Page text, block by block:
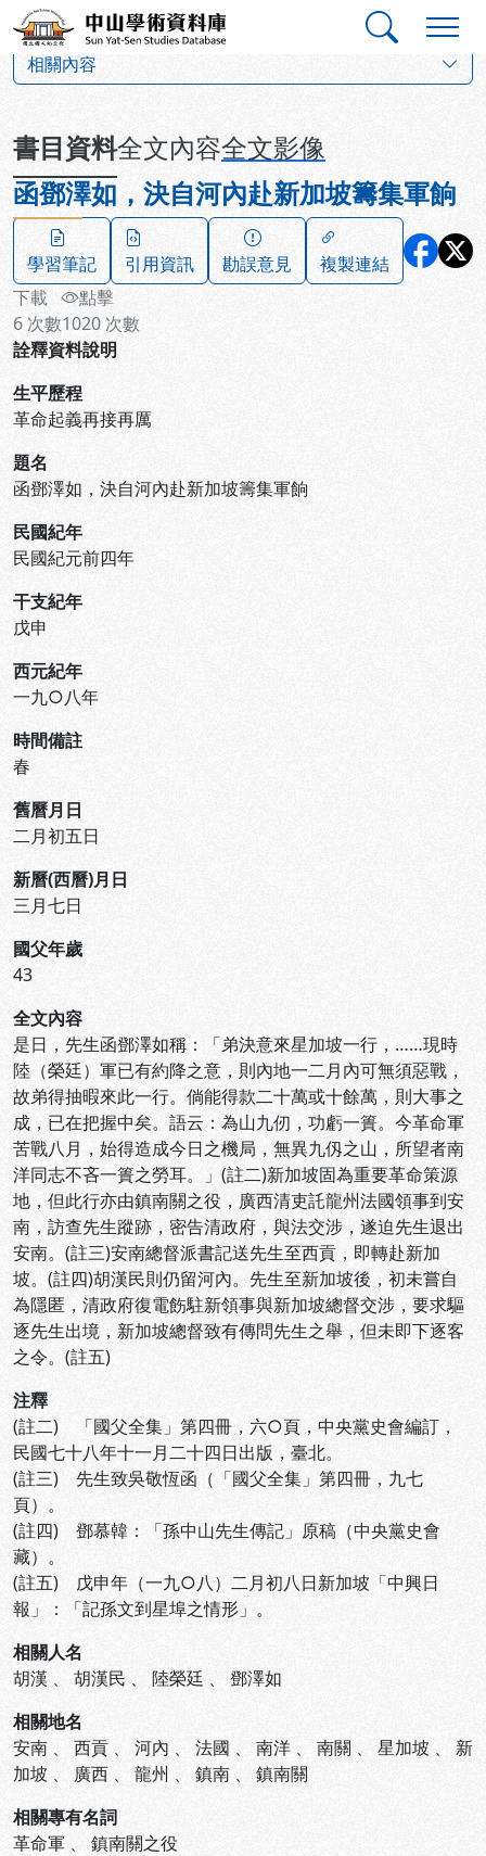
跳到主要內容
中山學術資料庫
相關內容
書目資料全文內容全文影像
函鄧澤如，決自河內赴新加坡籌集軍餉
學習筆記 引用資訊 勘誤意見
複製連結
下載
6 次數
點擊
1020 次數
詮釋資料說明
生平歷程
革命起義再接再厲
題名
函鄧澤如，決自河內赴新加坡籌集軍餉
民國紀年
民國紀元前四年
干支紀年
戊申
西元紀年
一九○八年
時間備註
春
舊曆月日
二月初五日
新曆(西曆)月日
三月七日
國父年歲
43
全文內容
是日，先生函鄧澤如稱：「弟決意來星加坡一行，……現時
陸（榮廷）軍已有約降之意，則內地一二月內可無須惡戰，
故弟得抽暇來此一行。倘能得款二十萬或十餘萬，則大事之
成，已在把握中矣。語云：為山九仞，功虧一簣。今革命軍
苦戰八月，始得造成今日之機局，無異九仭之山，所望者南
洋同志不吝一簣之勞耳。」(註二)新加坡固為重要革命策源
地，但此行亦由鎮南關之役，廣西清吏託龍州法國領事到安
南，訪查先生蹤跡，密告清政府，與法交涉，遂迫先生退出
安南。(註三)安南總督派書記送先生至西貢，即轉赴新加
坡。(註四)胡漢民則仍留河內。先生至新加坡後，初未嘗自
為隱匿，清政府復電飭駐新領事與新加坡總督交涉，要求驅
逐先生出境，新加坡總督致有傳問先生之舉，但未即下逐客
之令。(註五)
注釋
(註二) 「國父全集」第四冊，六○頁，中央黨史會編訂，
民國七十八年十一月二十四日出版，臺北。
(註三) 先生致吳敬恆函（「國父全集」第四冊，九七
頁）。
(註四) 鄧慕韓：「孫中山先生傳記」原稿（中央黨史會
藏）。
(註五) 戊申年（一九○八）二月初八日新加坡「中興日
報」：「記孫文到星埠之情形」。
相關人名
胡漢 、 胡漢民 、 陸榮廷 、 鄧澤如
相關地名
安南 、 西貢 、 河內 、 法國 、 南洋 、 南關 、 星加坡 、 新
加坡 、 廣西 、 龍州 、 鎮南 、 鎮南關
相關專有名詞
革命軍 、 鎮南關之役